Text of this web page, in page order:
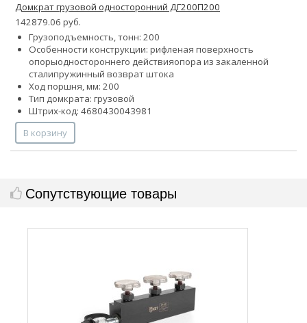
Домкрат грузовой односторонний ДГ200П200
142879.06 руб.
Грузоподъемность, тонн: 200
Особенности конструкции: рифленая поверхность
опорыодностороннего действияопора из закаленной
сталипружинный возврат штока
Ход поршня, мм: 200
Тип домкрата: грузовой
Штрих-код: 4680430043981
В корзину
Сопутствующие товары